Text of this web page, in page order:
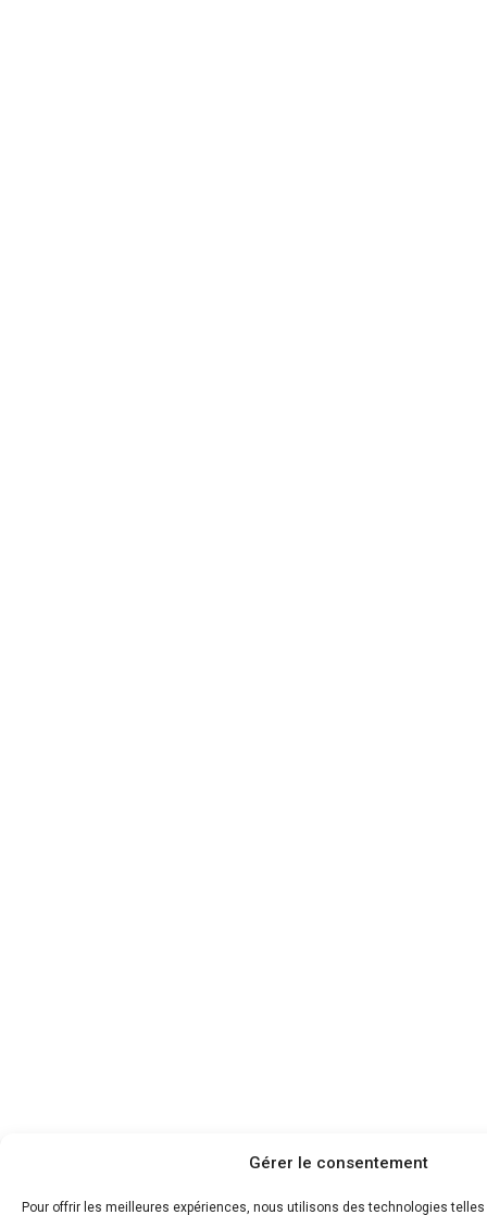
Gérer le consentement
Pour offrir les meilleures expériences, nous utilisons des technologies